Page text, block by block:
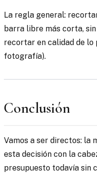
La regla general:
barra libre más corta,
recortar en calidad de lo
fotografía).
Conclusión
Vamos a ser directos: la
esta decisión con la
presupuesto todavía sin